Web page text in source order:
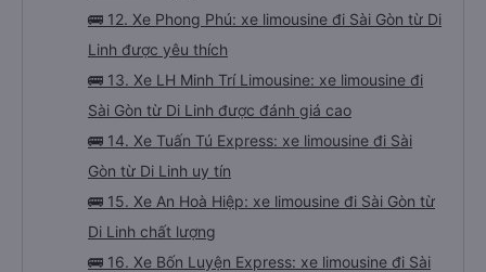
🚌 12. Xe Phong Phú: xe limousine đi Sài Gòn từ Di
Linh được yêu thích
🚌 13. Xe LH Minh Trí Limousine: xe limousine đi
Sài Gòn từ Di Linh được đánh giá cao
🚌 14. Xe Tuấn Tú Express: xe limousine đi Sài
Gòn từ Di Linh uy tín
🚌 15. Xe An Hoà Hiệp: xe limousine đi Sài Gòn từ
Di Linh chất lượng
🚌 16. Xe Bốn Luyện Express: xe limousine đi Sài